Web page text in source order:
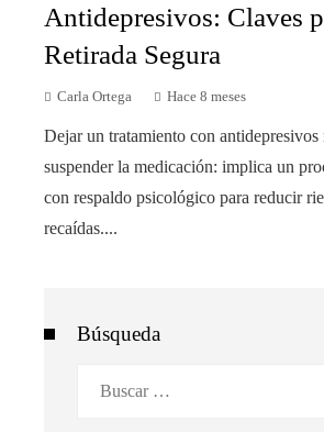
Antidepresivos: Claves
Retirada Segura
Carla Ortega Hace 8 meses
Dejar un tratamiento con antidepresivos
suspender la medicación: implica un
con respaldo psicológico para reducir
recaídas....
Búsqueda